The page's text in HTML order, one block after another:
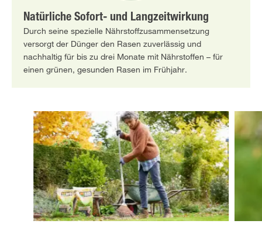
Natürliche Sofort- und Langzeitwirkung
Durch seine spezielle Nährstoffzusammensetzung
versorgt der Dünger den Rasen zuverlässig und
nachhaltig für bis zu drei Monate mit Nährstoffen – für
einen grünen, gesunden Rasen im Frühjahr.